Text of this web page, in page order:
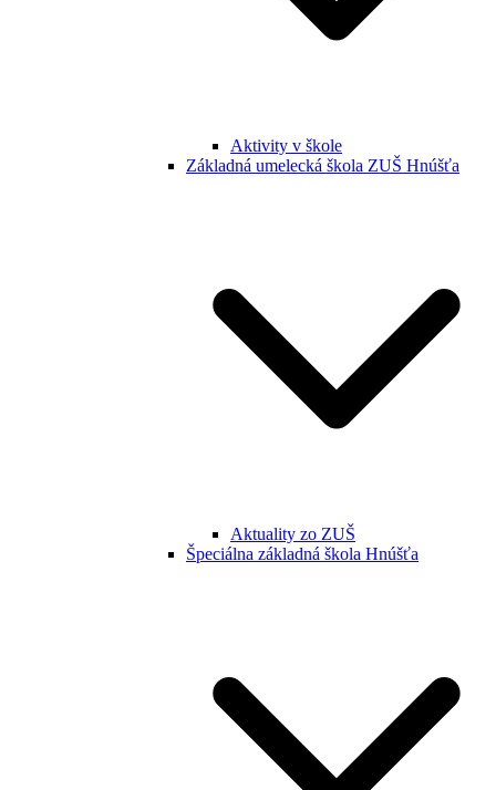
Aktivity v škole
Základná umelecká škola ZUŠ Hnúšťa
Aktuality zo ZUŠ
Špeciálna základná škola Hnúšťa